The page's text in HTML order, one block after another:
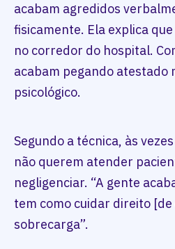
acabam agredidos
fisicamente. Ela explica
no corredor do hospital.
acabam pegando atestado
psicológico.
Segundo a técnica, às
não querem atender
negligenciar. “A gente
tem como cuidar direito
sobrecarga”.